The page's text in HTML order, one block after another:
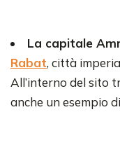
La capitale
Rabat, città
All’interno del sito
anche un esempio